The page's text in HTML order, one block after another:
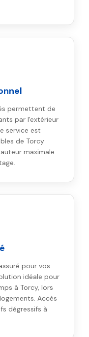
permettent de
par l'extérieur
service est
de Torcy
maximale
pour vos
idéale pour
à Torcy, lors
Accès
dégressifs à